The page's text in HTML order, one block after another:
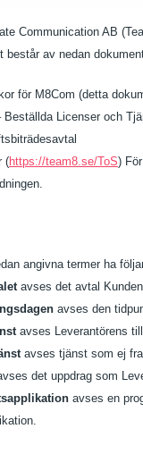
Communication AB
består av nedan
för M8Com (detta
Beställda Licenser och
(https://team8.se/ToS)
angivna termer ha
avses det avtal
avses den
avses Leverantörens
avses tjänst som ej
det uppdrag som
avses en